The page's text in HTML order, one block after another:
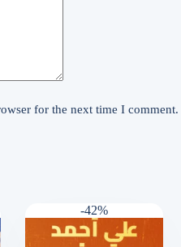
for the next time I comment.
-42%